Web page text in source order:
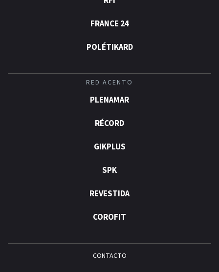
FRANCE 24
POLÉTIKARD
RED ACENTO
PLENAMAR
RÉCORD
GIKPLUS
SPK
REVESTIDA
COROFIT
CONTACTO